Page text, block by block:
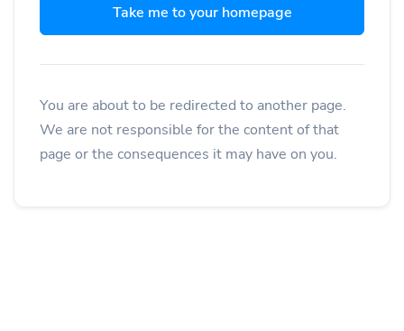
Take me to your homepage
You are about to be redirected to another page.
We are not responsible for the content of that
page or the consequences it may have on you.